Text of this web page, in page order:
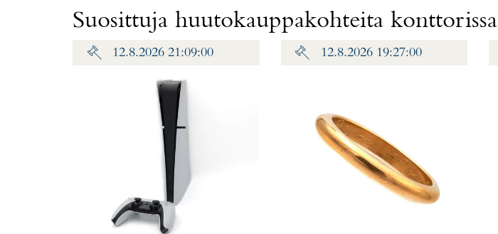
Suosittuja huutokauppakohteita konttorissa
12.8.2026 21:09:00 12.8.2026 19:27:00